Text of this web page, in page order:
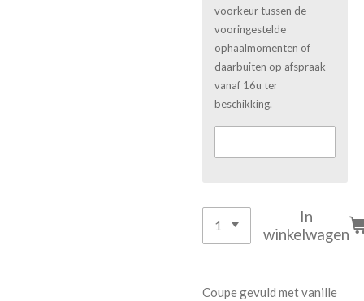
voorkeur tussen de
vooringestelde
ophaalmomenten of
daarbuiten op afspraak
vanaf 16u ter
beschikking.
In
winkelwagen
Coupe gevuld met vanille